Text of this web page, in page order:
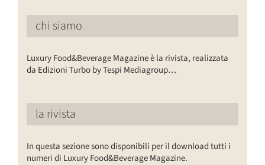
chi siamo
Luxury Food&Beverage Magazine è la rivista, realizzata
da Edizioni Turbo by Tespi Mediagroup…
la rivista
In questa sezione sono disponibili per il download tutti i
numeri di Luxury Food&Beverage Magazine.